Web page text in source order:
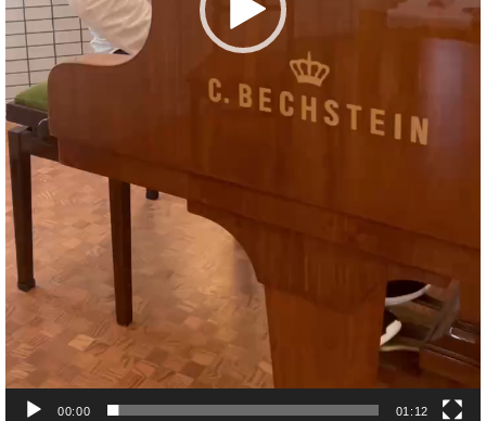
C.
ベ
ヒ
デ
ー
W.
ホ
フ
ル
ジ
ュ
ス
セン
京の
ご案
(PDF)
い
00:00 01:12